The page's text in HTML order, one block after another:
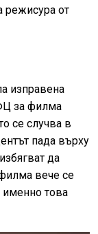
режисура от
изправена
за филма
се случва в
пада върху
да
вече се
именно това